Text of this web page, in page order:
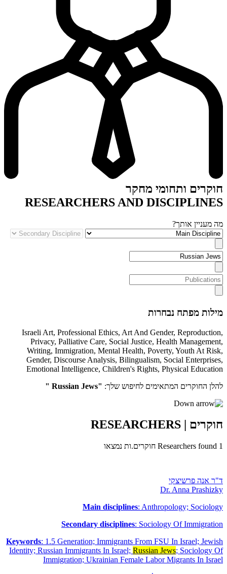
חוקרים ותחומי מחקר
RESEARCHERS AND DISCIPLINES
מה מעניין אותך?
מילות מפתח נבחרות
Israeli Art, Professional Ethics, Art And Gender, Reproduction,
Privacy, Palliative Care, Social Justice, Health Management,
Writing, Immigration, Mental Health, Poverty, Youth At Risk,
Gender, Discourse Analysis, Bilingualism, Social Enterprises,
Emotional Intelligence, Children's Rights, Physical Education
להלן החוקרים המתאימים לחיפוש שלך: "Russian Jews "
חוקרים
Researchers found 1 חוקרים.ות נמצאו
ד"ר אנה פרשיצקי
Dr. Anna Prashizky
Main disciplines: Anthropology; Sociology
Secondary disciplines: Sociology Of Immigration
Keywords: 1.5 Generation; Immigrants From FSU In Israel; Jewish
Identity; Russian Immigrants In Israel; Russian Jews; Sociology Of
Immigration; Ukrainian Female Labor Migrants In Israel